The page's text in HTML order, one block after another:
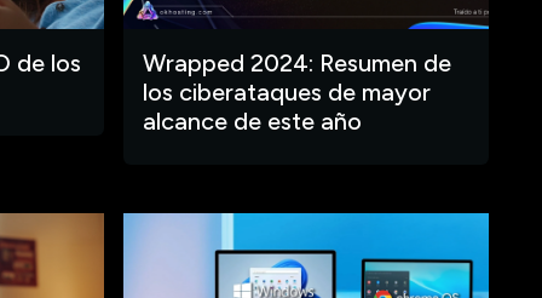
de los
Wrapped 2024: Resumen de
los ciberataques de mayor
alcance de este año